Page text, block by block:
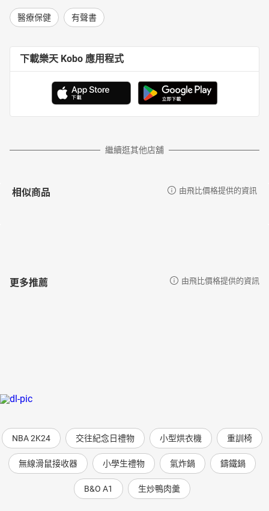
醫療保健 有聲書
下載樂天 Kobo 應用程式
繼續逛其他店舖
相似商品 由飛比價格提供的資訊
更多推薦 由飛比價格提供的資訊
NBA 2K24 交往紀念日禮物 小型烘衣機 重訓椅
無線滑鼠接收器 小學生禮物 氣炸鍋 鑄鐵鍋
B&O A1 生炒鴨肉羹